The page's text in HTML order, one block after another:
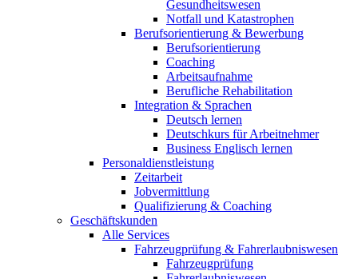
Gesundheitswesen
Notfall und Katastrophen
Berufsorientierung & Bewerbung
Berufsorientierung
Coaching
Arbeitsaufnahme
Berufliche Rehabilitation
Integration & Sprachen
Deutsch lernen
Deutschkurs für Arbeitnehmer
Business Englisch lernen
Personaldienstleistung
Zeitarbeit
Jobvermittlung
Qualifizierung & Coaching
Geschäftskunden
Alle Services
Fahrzeugprüfung & Fahrerlaubniswesen
Fahrzeugprüfung